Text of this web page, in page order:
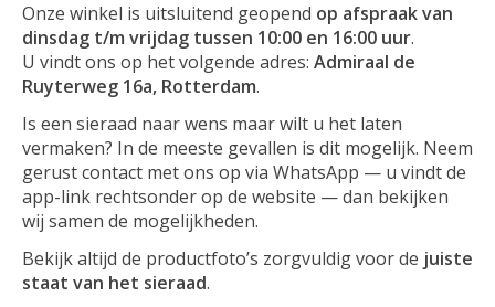
Onze winkel is uitsluitend geopend op afspraak van
dinsdag t/m vrijdag tussen 10:00 en 16:00 uur.
U vindt ons op het volgende adres: Admiraal de
Ruyterweg 16a, Rotterdam.
Is een sieraad naar wens maar wilt u het laten
vermaken? In de meeste gevallen is dit mogelijk. Neem
gerust contact met ons op via WhatsApp — u vindt de
app-link rechtsonder op de website — dan bekijken
wij samen de mogelijkheden.
Bekijk altijd de productfoto’s zorgvuldig voor de juiste
staat van het sieraad.